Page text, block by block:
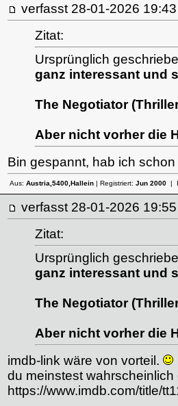
verfasst 28-01-2026
Zitat:
Ursprünglich
ganz interessant und
The Negotiator
Aber nicht vorher die
Bin gespannt, hab ich
Aus: Austria,5400,Hallein| Registriert: Jun 2000|
verfasst 28-01-2026
Zitat:
Ursprünglich
ganz interessant und
The Negotiator
Aber nicht vorher die
imdb-link wäre von vorteil.
du meinstest
https://www.imdb.com/title/